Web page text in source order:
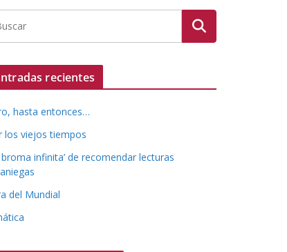
recientes
hasta entonces…
los viejos tiempos
broma infinita’ de recomendar lecturas
del Mundial